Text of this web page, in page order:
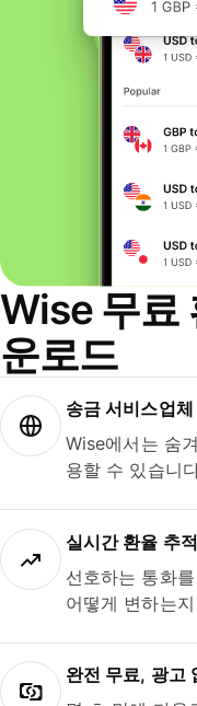
Wise 무료
운로드
송금 서비스업
Wise에서는 숨
용할 수 있습니
실시간 환율 추적
선호하는 통화
어떻게 변하는
완전 무료, 광고